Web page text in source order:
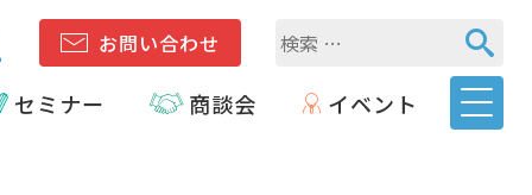
お問い合わせ
セミナー 商談会 イベント